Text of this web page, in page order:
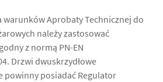
warunków Aprobaty Technicznej do
należy zastosować
z normą PN-EN
Drzwi dwuskrzydłowe
powinny posiadać Regulator